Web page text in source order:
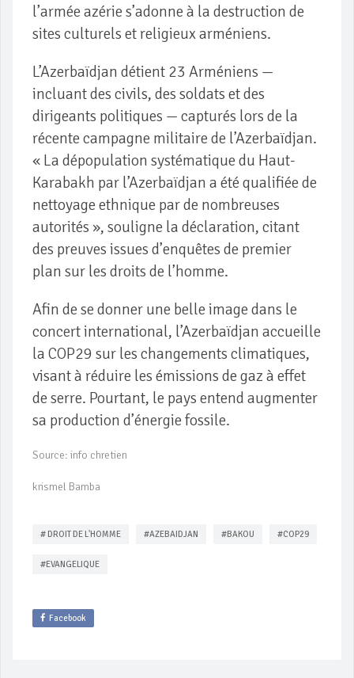
l’armée azérie s’adonne à la destruction de
sites culturels et religieux arméniens.
L’Azerbaïdjan détient 23 Arméniens —
incluant des civils, des soldats et des
dirigeants politiques — capturés lors de la
récente campagne militaire de l’Azerbaïdjan.
« La dépopulation systématique du Haut-
Karabakh par l’Azerbaïdjan a été qualifiée de
nettoyage ethnique par de nombreuses
autorités », souligne la déclaration, citant
des preuves issues d’enquêtes de premier
plan sur les droits de l’homme.
Afin de se donner une belle image dans le
concert international, l’Azerbaïdjan accueille
la COP29 sur les changements climatiques,
visant à réduire les émissions de gaz à effet
de serre. Pourtant, le pays entend augmenter
sa production d’énergie fossile.
Source: info chretien
krismel Bamba
# DROIT DE L'HOMME #AZEBAIDJAN #BAKOU #COP29
#EVANGELIQUE
Facebook